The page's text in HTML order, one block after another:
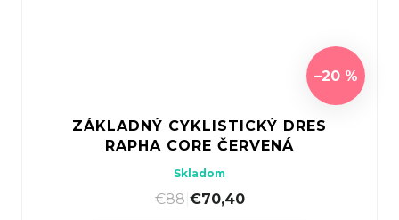
–20 %
ZÁKLADNÝ CYKLISTICKÝ DRES
RAPHA CORE ČERVENÁ
Skladom
€88| €70,40